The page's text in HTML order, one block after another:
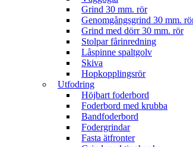
Grind 30 mm. rör
Genomgångsgrind 30 mm.
Grind med dörr 30 mm. rör
Stolpar fårinredning
Låspinne spaltgolv
Skiva
Hopkopplingsrör
Utfodring
Höjbart foderbord
Foderbord med krubba
Bandfoderbord
Fodergrindar
Fasta ätfronter